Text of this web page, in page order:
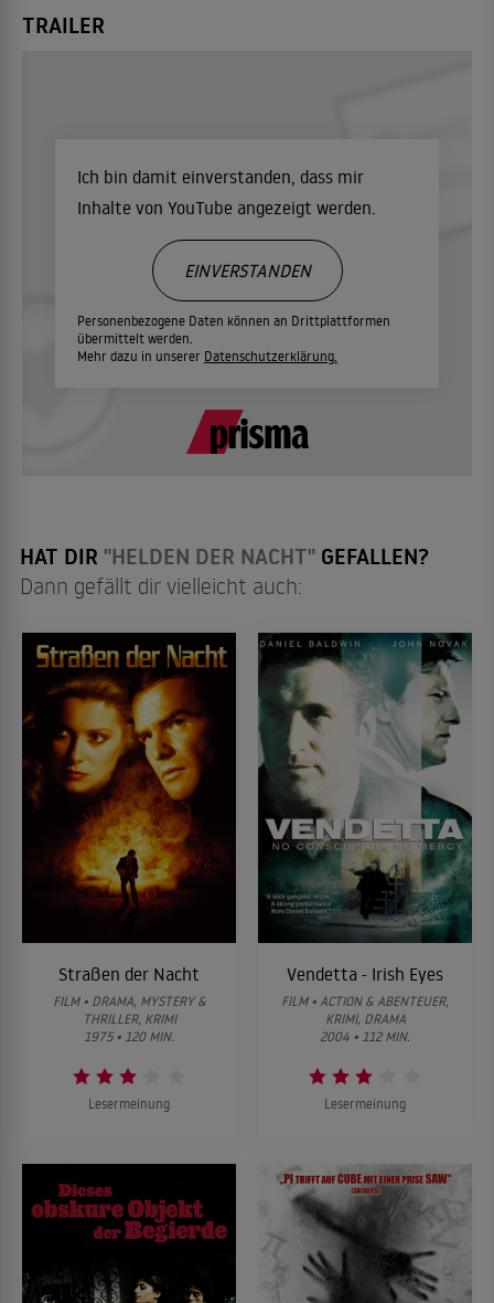
TRAILER
Ich bin damit einverstanden, dass mir
Inhalte von YouTube angezeigt werden.
Personenbezogene Daten können an Drittplattformen
übermittelt werden.
Mehr dazu in unserer Datenschutzerklärung.
EINVERSTANDEN
HAT DIR "HELDEN DER NACHT" GEFALLEN?
Dann gefällt dir vielleicht auch:
Straßen der Nacht
FILM • DRAMA, MYSTERY &
THRILLER, KRIMI
1975 • 120 MIN.
Lesermeinung
Vendetta - Irish Eyes
FILM • ACTION & ABENTEUER,
KRIMI, DRAMA
2004 • 112 MIN.
Lesermeinung